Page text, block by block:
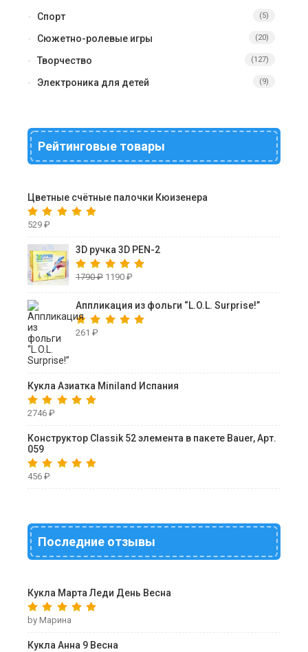
Спорт
(5)
Сюжетно-ролевые игры (20)
Творчество (127)
Электроника для детей (9)
Рейтинговые товары
Цветные счётные палочки Кюизенера
529 ₽
3D ручка 3D PEN-2
1790₽ 1190 ₽
Аппликация из фольги “L.O.L. Surprise!”
261 ₽
Кукла Азиатка Miniland Испания
2746 ₽
Конструктор Classik 52 элемента в пакете Bauer, Арт.
059
456 ₽
Последние отзывы
Кукла Марта Леди День Весна
by Марина
Кукла Анна 9 Весна